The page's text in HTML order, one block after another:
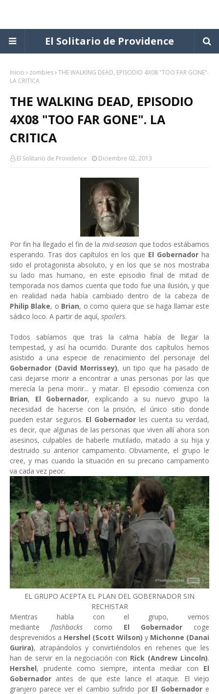
El Solitario de Providence
Inicio zombies THE WALKING DEAD, EPISODIO 4X08 "TOO FAR GONE".
LA CRITICA
THE WALKING DEAD, EPISODIO
4X08 "TOO FAR GONE". LA
CRITICA
El Solitario de Providence Diciembre 02, 2013
Por fin ha llegado el fin de lamid-season que todos estábamos
esperando. Tras dos capítulos en los que El Gobernadorha
sido el protagonista absoluto, y en los que se nos mostraba
su lado mas humano, en este episodio final de mitad de
temporada nos damos cuenta que todo fue una ilusión, y que
en realidad nada había cambiado dentro de la cabeza de
Philip Blake, o Brian, o como quiera que se haga llamar este
sádico loco. A partir de aquí, spoilers.
Todos sabíamos que tras la calma había de llegar la
tempestad, y así ha ocurrido. Durante dos capítulos hemos
asistido a una especie de renacimiento del personaje del
Gobernador (David Morrissey), un tipo que ha pasado de
casi dejarse morir a encontrar a unas personas por las que
merecía la pena morir... y matar. El episodio comienza con
Brian, El Gobernador, explicando a su nuevo grupo la
necesidad de hacerse con la prisión, el único sitio donde
pueden estar seguros. El Gobernador les cuenta su verdad,
es decir, que algunas de las personas que viven allí ahora son
asesinos, culpables de haberle mutilado, matado a su hija y
destruido su anterior campamento. Obviamente, el grupo le
cree, y mas cuando la situación en su precario campamento
va cada vez peor.
EL GRUPO ACEPTA EL PLAN DEL GOBERNADOR SIN
RECHISTAR
Mientras habla con el grupo, vemos
mediante flashbacks como El Gobernador coge
desprevenidos a Hershel (Scott Wilson) y Michonne (Danai
Gurira), atrapándolos y convirtiéndolos en rehenes que les
han de servir en la negociación con Rick (Andrew Lincoln).
Hershel, prudente como siempre, intenta mediar con El
Gobernador antes de que este lance el ataque. El viejo
granjero parece ver el cambio sufrido por El Gobernadore